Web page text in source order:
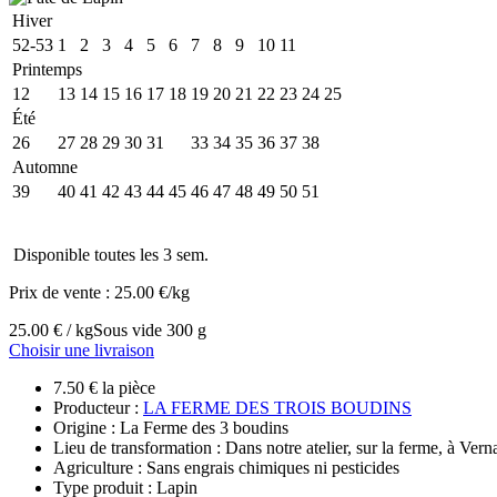
Hiver
52-53 1 2 3 4 5 6 7 8 9 10 11
Printemps
12
13 14 15 16 17 18 19 20 21 22 23 24 25
Été
26
27 28 29 30 31 33 34 35 36 37 38
Automne
39
40 41 42 43 44 45 46 47 48 49 50 51
Disponible toutes les 3 sem.
Prix de vente : 25.00 €/kg
25.00 € / kgSous vide 300 g
Choisir une livraison
7.50 € la pièce
Producteur : LA FERME DES TROIS BOUDINS
Origine : La Ferme des 3 boudins
Lieu de transformation : Dans notre atelier, sur la ferme, à
Agriculture : Sans engrais chimiques ni pesticides
Type produit : Lapin